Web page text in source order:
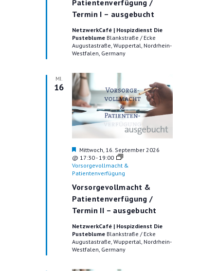
T
I
O
N
Patientenverfügung /
Termin I – ausgebucht
e
h
b
e
n
NetzwerkCafé | Hospizdienst Die
Pusteblume Blankstraße / Ecke
Augustastraße, Wuppertal, Nordrhein-
Westfalen, Germany
MI.
16
Vorsorgevollmacht &
Patientenverfügung /
Termin II – ausgebucht
H
e
r
v
r
g
e
h
b
e
n
Mittwoch, 16. September 2026
@ 17:30- 19:00
Vorsorgevollmacht &
Patientenverfügung
NetzwerkCafé | Hospizdienst Die
Pusteblume Blankstraße / Ecke
Augustastraße, Wuppertal, Nordrhein-
Westfalen, Germany